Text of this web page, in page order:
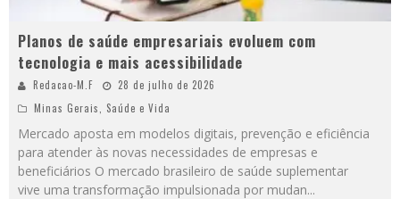
Planos de saúde empresariais evoluem com
tecnologia e mais acessibilidade
Redacao-M.F
28 de julho de 2026
Minas Gerais
Saúde e Vida
Mercado aposta em modelos digitais, prevenção e eficiência
para atender às novas necessidades de empresas e
beneficiários O mercado brasileiro de saúde suplementar
vive uma transformação impulsionada por mudan...